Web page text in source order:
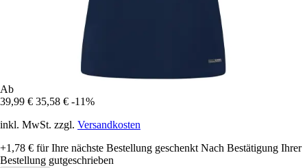
Ab
39,99 € 35,58 € -11%
inkl. MwSt. zzgl. Versandkosten
+1,78 € für Ihre nächste Bestellung geschenkt Nach Bestätigung Ihrer
Bestellung gutgeschrieben